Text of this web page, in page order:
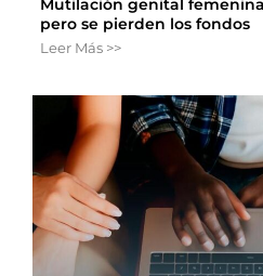
Mutilación genital
pero se pierden los fondos
Leer Más >>